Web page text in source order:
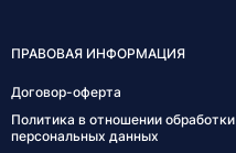
ПРАВОВАЯ ИНФОРМАЦИЯ
Договор-оферта
Политика в отношении обработки
персональных данных